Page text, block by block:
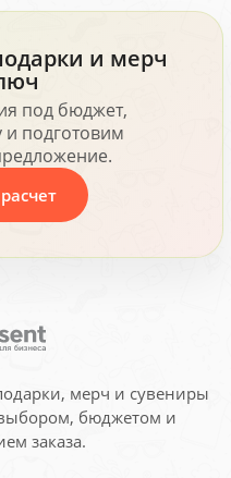
и мерч
под бюджет,
и подготовим
мерч и сувениры
бюджетом и
заказа.